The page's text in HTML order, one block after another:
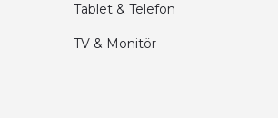
Tablet & Telefon
TV & Monitör